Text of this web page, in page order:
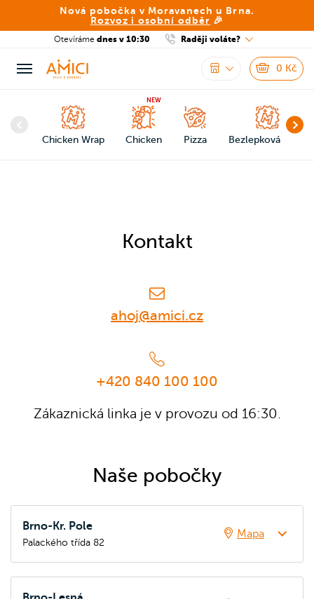
Nová pobočka v Moravanech u Brna.
Rozvoz i osobní odběr 🎉
Otevíráme dnes v 10:30 Raději voláte?
0 Kč
Chicken Wrap Chicken
NEW
Pizza Bezlepková pizza
Kontakt
ahoj@amici.cz
+420 840 100 100
Zákaznická linka je v provozu od 16:30.
Naše pobočky
Brno-Kr. Pole
Palackého třída 82
Mapa